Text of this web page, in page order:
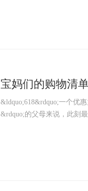
宝妈们的购物清
&ldquo;618&rdquo;一个优
&rdquo;的父母来说，此刻